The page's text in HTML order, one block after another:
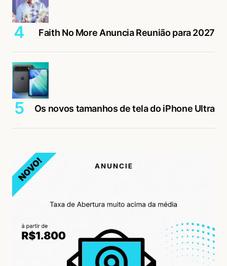
Faith No More Anuncia Reunião para 2027
Os novos tamanhos de tela do iPhone Ultra